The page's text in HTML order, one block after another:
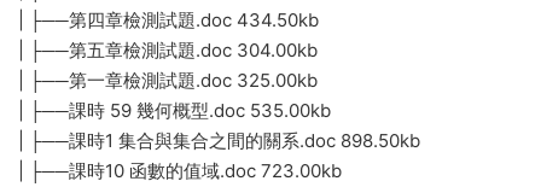
| ├──第四章檢測試題.doc 434.50kb
| ├──第五章檢測試題.doc 304.00kb
| ├──第一章檢測試題.doc 325.00kb
| ├──課時 59 幾何概型.doc 535.00kb
| ├──課時1 集合與集合之間的關系.doc 898.50kb
| ├──課時10 函數的值域.doc 723.00kb